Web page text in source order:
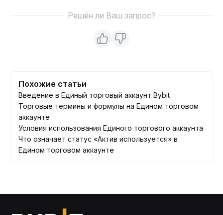
Решён ли Ваш запрос?
Похожие статьи
Введение в Единый торговый аккаунт Bybit
Торговые термины и формулы на Едином торговом
аккаунте
Условия использования Единого торгового аккаунта
Что означает статус «Актив используется» в
Едином торговом аккаунте